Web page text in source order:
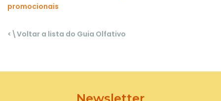
promocionais
<\Voltar a lista do Guia Olfativo